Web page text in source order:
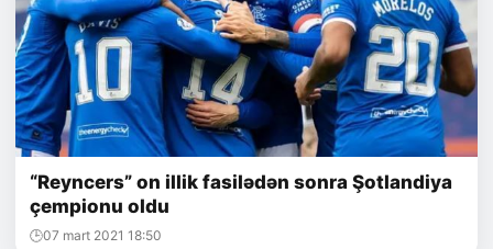
“Reyncers” on illik fasilədən sonra Şotlandiya
çempionu oldu
07 mart 2021 18:50